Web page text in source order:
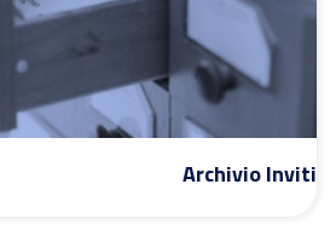
Archivio Inviti